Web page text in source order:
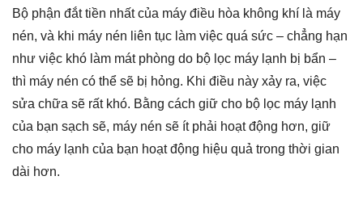
Bộ phận đắt tiền nhất của máy điều hòa không khí là máy
nén, và khi máy nén liên tục làm việc quá sức – chẳng hạn
như việc khó làm mát phòng do bộ lọc máy lạnh bị bẩn –
thì máy nén có thể sẽ bị hỏng. Khi điều này xảy ra, việc
sửa chữa sẽ rất khó. Bằng cách giữ cho bộ lọc máy lạnh
của bạn sạch sẽ, máy nén sẽ ít phải hoạt động hơn, giữ
cho máy lạnh của bạn hoạt động hiệu quả trong thời gian
dài hơn.